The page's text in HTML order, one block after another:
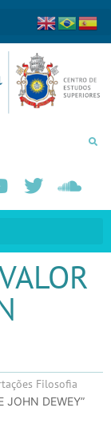
Filosofia
JOHN DEWEY”